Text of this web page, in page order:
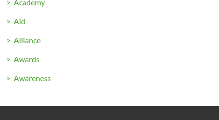
> Academy
> Aid
> Alliance
> Awards
> Awareness